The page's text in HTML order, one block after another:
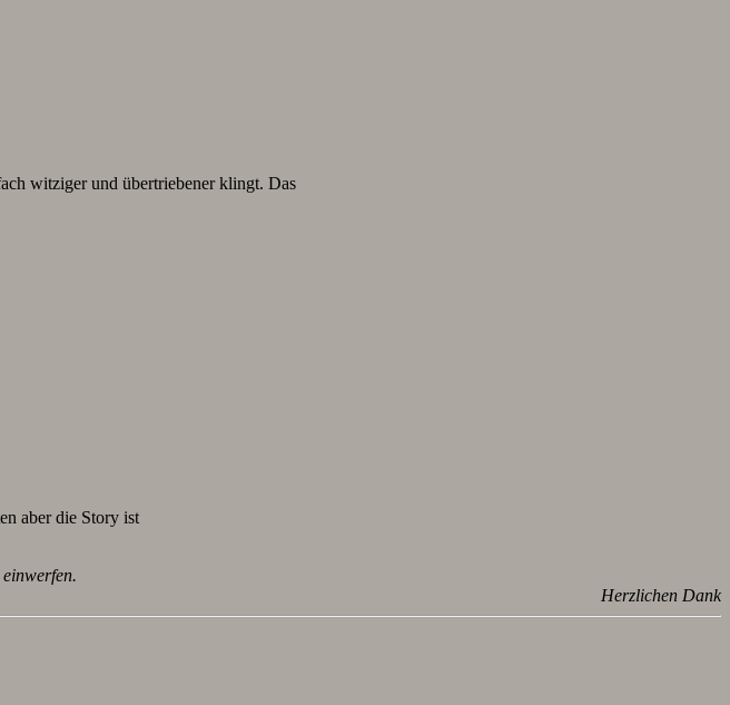
witziger und übertriebener klingt. Das
aber die Story ist
Herzlichen Dank